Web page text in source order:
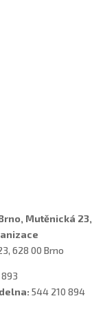
Mutěnická 23,
628 00 Brno
544 210 894